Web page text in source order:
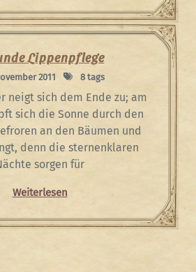
Lippenpflege
2011 8 tags
neigt sich dem Ende zu; am
sich die Sonne durch den
an den Bäumen und
denn die sternenklaren
sorgen für
Weiterlesen